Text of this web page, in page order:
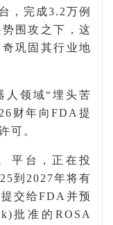
，完成3.2万例
围攻之下，这
巩固其行业地
人领域“埋头苦
财年向FDA提
可。
平台，正在投
到 2027年将有
交给FDA 并预
批准的ROSA